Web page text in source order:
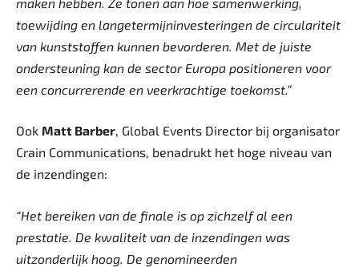
toewijding en langetermijninvesteringen de circulariteit
van kunststoffen kunnen bevorderen. Met de juiste
ondersteuning kan de sector Europa positioneren voor
een concurrerende en veerkrachtige toekomst.”
Ook Matt Barber, Global Events Director bij organisator
Crain Communications, benadrukt het hoge niveau van
de inzendingen:
“Het bereiken van de finale is op zichzelf al een
prestatie. De kwaliteit van de inzendingen was
uitzonderlijk hoog. De genomineerden